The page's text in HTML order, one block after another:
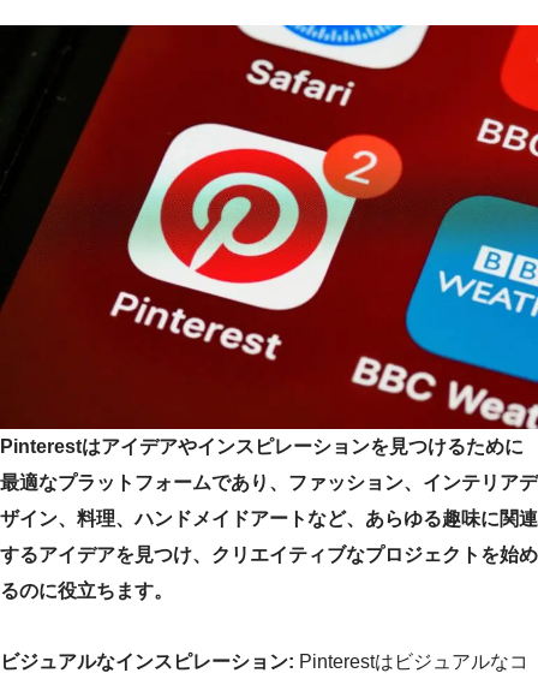
Pinterestはアイデアやインスピレーションを見つけるために
最適なプラットフォームであり、ファッション、インテリアデ
ザイン、料理、ハンドメイドアートなど、あらゆる趣味に関連
するアイデアを見つけ、クリエイティブなプロジェクトを始め
るのに役立ちます。
ビジュアルなインスピレーション: Pinterestはビジュアルなコ